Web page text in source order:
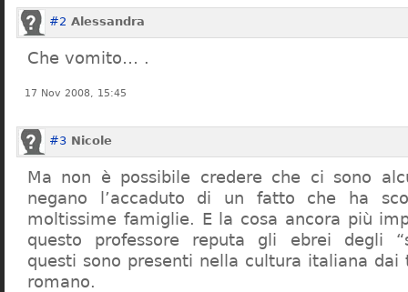
#2 Alessandra
Che vomito… .
17 Nov 2008, 15:45
#3 Nicole
Ma non è possibile credere che ci sono
negano l’accaduto di un fatto che ha
moltissime famiglie. E la cosa ancora più
questo professore reputa gli ebrei degli
questi sono presenti nella cultura italiana dai
romano.